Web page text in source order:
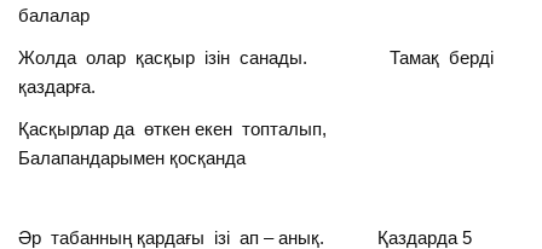
балалар
Жолда олар қасқыр ізін санады. Тамақ берді
қаздарға.
Қасқырлар да өткен екен топталып,
Балапандарымен қосқанда
Әр табанның қардағы ізі ап – анық. Қаздарда 5